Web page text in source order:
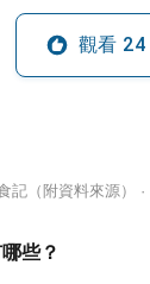
觀看 24
記（附資料來源） ·
些？